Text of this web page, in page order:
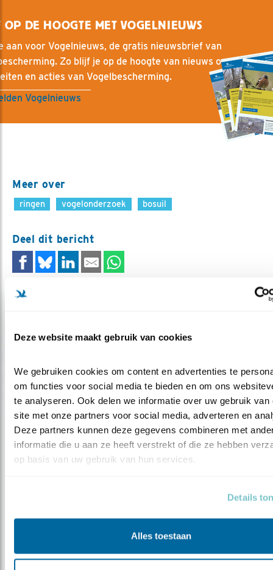
Deze website maakt gebruik van cookies
We gebruiken cookies om content en advertenties te
om functies voor social media te bieden en om ons
te analyseren. Ook delen we informatie over uw gebruik van
site met onze partners voor social media, adverteren en
Deze partners kunnen deze gegevens combineren met
informatie die u aan ze heeft verstrekt of die ze hebben
op basis van uw gebruik van hun services.
Details
Alles toestaan
OP DE HOOGTE MET VOGELNIEUWS
aan voor Vogelnieuws, de gratis nieuwsbrief van
Zo blijf je op de hoogte van nieuws over
en acties van Vogelbescherming.
Vogelnieuws
Meer over
ringen vogelonderzoek bosuil
Deel dit bericht
2 OUDE VOGELS, 2 BEZIELDE
BESCHERMERS
Door Jeanet van Zoelen